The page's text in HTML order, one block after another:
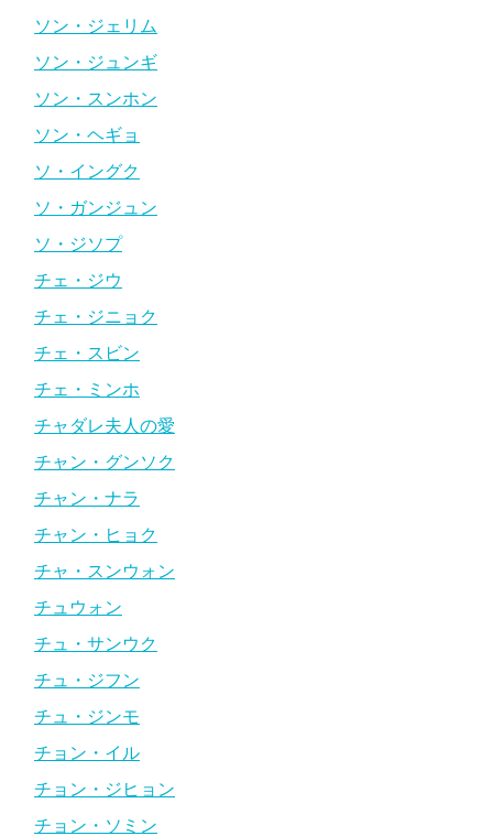
ソン・ジェリム
ソン・ジュンギ
ソン・スンホン
ソン・ヘギョ
ソ・イングク
ソ・ガンジュン
ソ・ジソプ
チェ・ジウ
チェ・ジニョク
チェ・スビン
チェ・ミンホ
チャダレ夫人の愛
チャン・グンソク
チャン・ナラ
チャン・ヒョク
チャ・スンウォン
チュウォン
チュ・サンウク
チュ・ジフン
チュ・ジンモ
チョン・イル
チョン・ジヒョン
チョン・ソミン